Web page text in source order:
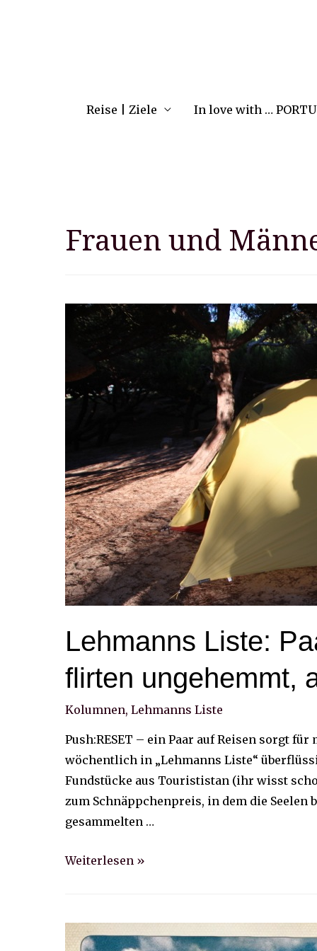
Reise | Ziele In love with …
Frauen und
Lehmanns Liste:
flirten ungehemmt,
Kolumnen, Lehmanns Liste
Push:RESET – ein Paar auf Reisen sorgt
wöchentlich in „Lehmanns Liste“
Fundstücke aus Tourististan (ihr wisst
zum Schnäppchenpreis, in dem die Seelen
gesammelten …
Lehmanns
im
Urlaub
Weiterlesen »